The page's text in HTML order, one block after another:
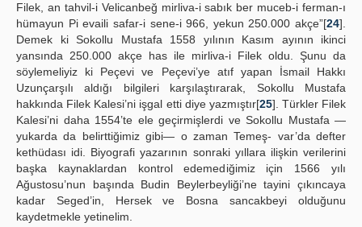
Filek, an tahvil-i Velicanbeğ mirliva-i sabık ber muceb-i ferman-ı
hümayun Pi evaili safar-i sene-i 966, yekun 250.000 akçe”[24].
Demek ki Sokollu Mustafa 1558 yılının Kasım ayının ikinci
yansında 250.000 akçe has ile mirliva-i Filek oldu. Şunu da
söylemeliyiz ki Peçevi ve Peçevi’ye atıf yapan İsmail Hakkı
Uzunçarşılı aldığı bilgileri karşılaştırarak, Sokollu Mustafa
hakkında Filek Kalesi’ni işgal etti diye yazmıştır[25]. Türkler Filek
Kalesi’ni daha 1554’te ele geçirmişlerdi ve Sokollu Mustafa —
yukarda da belirttiğimiz gibi— o zaman Temeş- var’da defter
kethüdası idi. Biyografi yazarının sonraki yıllara ilişkin verilerini
başka kaynaklardan kontrol edemediğimiz için 1566 yılı
Ağustosu’nun başında Budin Beylerbeyliği’ne tayini çıkıncaya
kadar Seged’in, Hersek ve Bosna sancakbeyi olduğunu
kaydetmekle yetinelim.